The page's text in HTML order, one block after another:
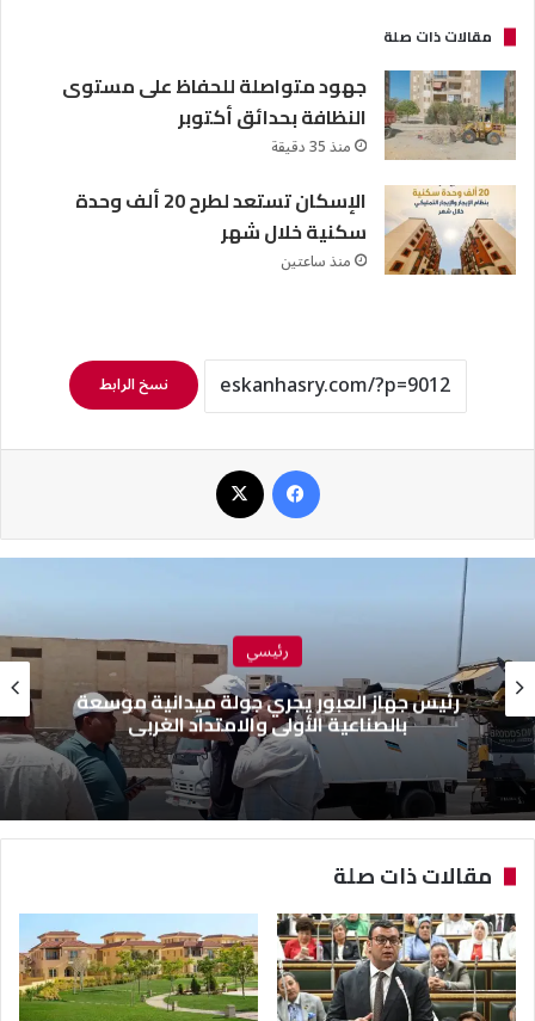
مقالات ذات صلة
جهود متواصلة للحفاظ على مستوى
النظافة بحدائق أكتوبر
منذ 35 دقيقة
الإسكان تستعد لطرح 20 ألف وحدة
سكنية خلال شهر
منذ ساعتين
نسخ الرابط
رئيسي
رئيس جهاز العبور يجري جولة ميدانية موسعة
بالصناعية الأولى والامتداد الغربي
مقالات ذات صلة